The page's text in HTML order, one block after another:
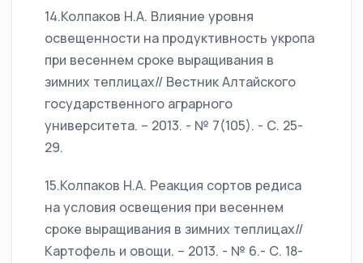
14.Колпаков Н.А. Влияние уровня
освещенности на продуктивность укропа
при весеннем сроке выращивания в
зимних теплицах// Вестник Алтайского
государственного аграрного
университета. – 2013. - № 7(105). - С. 25-
29.
15.Колпаков Н.А. Реакция сортов редиса
на условия освещения при весеннем
сроке выращивания в зимних теплицах//
Картофель и овощи. – 2013. - № 6.- С. 18-